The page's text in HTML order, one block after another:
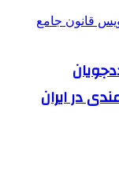
مستمری ۱۴۰۴ مددجویان
در ایران